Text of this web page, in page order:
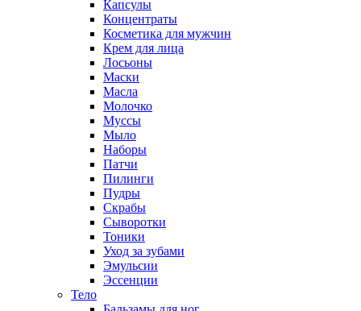
Капсулы
Концентраты
Косметика для мужчин
Крем для лица
Лосьоны
Маски
Масла
Молочко
Муссы
Мыло
Наборы
Патчи
Пилинги
Пудры
Скрабы
Сыворотки
Тоники
Уход за зубами
Эмульсии
Эссенции
Тело